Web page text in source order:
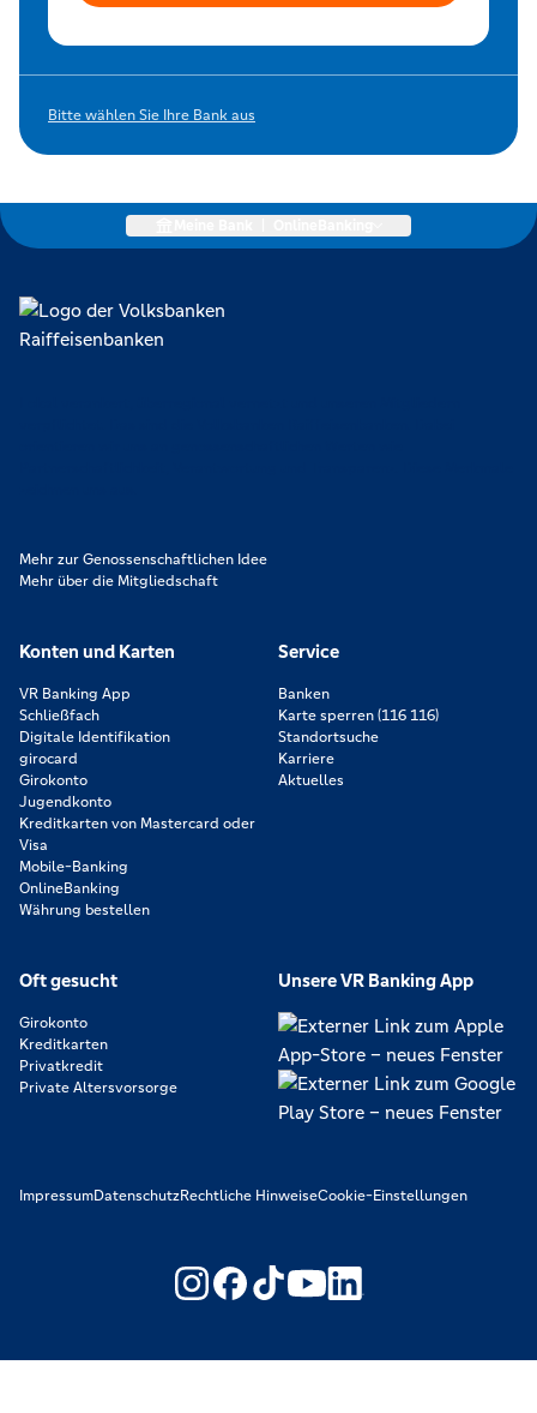
Bitte wählen Sie Ihre Bank aus
Mehr zur Genossenschaftlichen Idee
Mehr über die Mitgliedschaft
Konten und Karten
VR Banking App
Schließfach
Digitale Identifikation
girocard
Girokonto
Jugendkonto
Kreditkarten von Mastercard oder
Visa
Mobile-Banking
OnlineBanking
Währung bestellen
Service
Banken
Karte sperren (116 116)
Standortsuche
Karriere
Aktuelles
Oft gesucht
Girokonto
Kreditkarten
Privatkredit
Private Altersvorsorge
Unsere VR Banking App
ImpressumDatenschutzRechtliche HinweiseCookie-Einstellungen
https://www.youtube.com/
https://